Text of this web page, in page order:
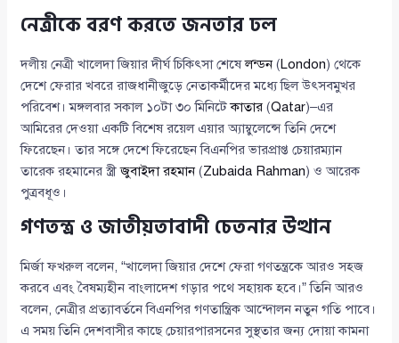
নেত্রীকে বরণ করতে জনতার ঢল
দলীয় নেত্রী খালেদা জিয়ার দীর্ঘ চিকিৎসা শেষেলন্ডন(London) থেকে
দেশে ফেরার খবরে রাজধানীজুড়ে নেতাকর্মীদের মধ্যে ছিল উৎসবমুখর
পরিবেশ। মঙ্গলবার সকাল ১০টা ৩০ মিনিটেকাতার (Qatar)–এর
আমিরের দেওয়া একটি বিশেষ রয়েল এয়ার অ্যাম্বুলেন্সে তিনি দেশে
ফিরেছেন। তার সঙ্গে দেশে ফিরেছেন বিএনপির ভারপ্রাপ্ত চেয়ারম্যান
তারেক রহমানের স্ত্রীজুবাইদা রহমান(Zubaida Rahman) ও আরেক
পুত্রবধূও।
গণতন্ত্র ও জাতীয়তাবাদী চেতনার উত্থান
মির্জা ফখরুল বলেন, “খালেদা জিয়ার দেশে ফেরা গণতন্ত্রকে আরও সহজ
করবে এবং বৈষম্যহীন বাংলাদেশ গড়ার পথে সহায়ক হবে।” তিনি আরও
বলেন, নেত্রীর প্রত্যাবর্তনে বিএনপির গণতান্ত্রিক আন্দোলন নতুন গতি পাবে।
এ সময় তিনি দেশবাসীর কাছে চেয়ারপারসনের সুস্থতার জন্য দোয়া কামনা